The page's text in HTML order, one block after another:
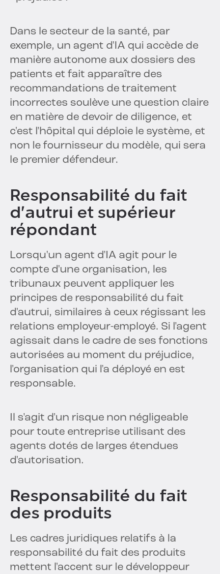
Dans le secteur de la santé, par
exemple, un agent d'IA qui accède de
manière autonome aux dossiers des
patients et fait apparaître des
recommandations de traitement
incorrectes soulève une question claire
en matière de devoir de diligence, et
c'est l'hôpital qui déploie le système, et
non le fournisseur du modèle, qui sera
le premier défendeur.
Responsabilité du fait
d'autrui et supérieur
répondant
Lorsqu'un agent d'IA agit pour le
compte d'une organisation, les
tribunaux peuvent appliquer les
principes de responsabilité du fait
d'autrui, similaires à ceux régissant les
relations employeur-employé. Si l'agent
agissait dans le cadre de ses fonctions
autorisées au moment du préjudice,
l'organisation qui l'a déployé en est
responsable.
Il s'agit d'un risque non négligeable
pour toute entreprise utilisant des
agents dotés de larges étendues
d'autorisation.
Responsabilité du fait
des produits
Les cadres juridiques relatifs à la
responsabilité du fait des produits
mettent l'accent sur le développeur